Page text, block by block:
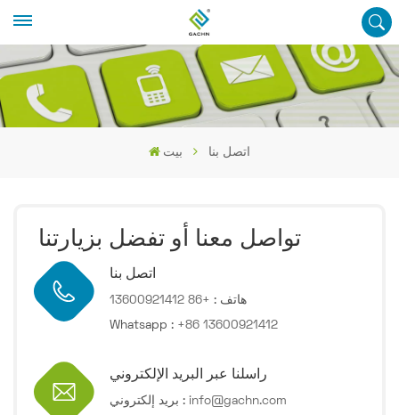
بيت اتصل بنا
تواصل معنا أو تفضل بزيارتنا
اتصل بنا
هاتف : +86 13600921412
Whatsapp : +86 13600921412
راسلنا عبر البريد الإلكتروني
بريد إلكتروني : info@gachn.com